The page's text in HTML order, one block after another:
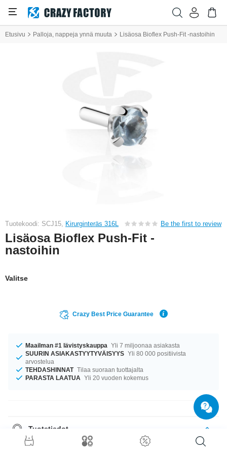
Etusivu Palloja, nappeja ynnä muuta Lisäosa Bioflex Push-Fit -nastoihin
Tuotekoodi: SCJ15, Kirurginteräs 316L Be the first to review
Lisäosa Bioflex Push-Fit -
nastoihin
Valitse
Crazy Best Price Guarantee
Maailman #1 lävistyskauppa Yli 7 miljoonaa asiakasta
SUURIN ASIAKASTYYTYVÄISYYS Yli 80 000 positiivista
arvostelua
TEHDASHINNAT Tilaa suoraan tuottajalta
PARASTA LAATUA Yli 20 vuoden kokemus
Tuotetiedot
Valitse suosikkisi coolista kivivärivalikoimasta: Aquamarine–Rose. Koko